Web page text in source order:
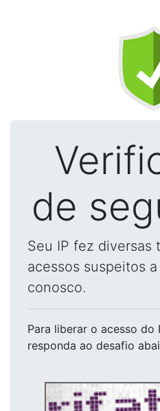
de
Seu IP fez diversas
acessos suspeitos
conosco.
Para liberar o acesso do
responda ao desafio